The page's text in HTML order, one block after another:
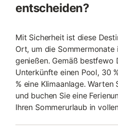
entscheiden?
Mit Sicherheit ist diese
Ort, um die Sommermonate
genießen. Gemäß bestfewo
Unterkünfte einen Pool, 30
% eine Klimaanlage.
und buchen Sie eine
Ihren Sommerurlaub in